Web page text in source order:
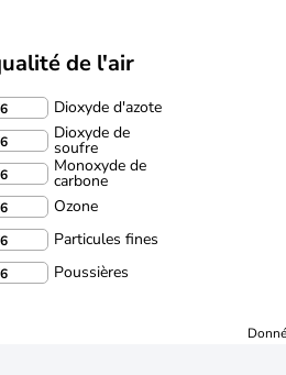
de l'air
Dioxyde d'azote
Dioxyde de
soufre
Monoxyde de
carbone
Ozone
Particules fines
Poussières